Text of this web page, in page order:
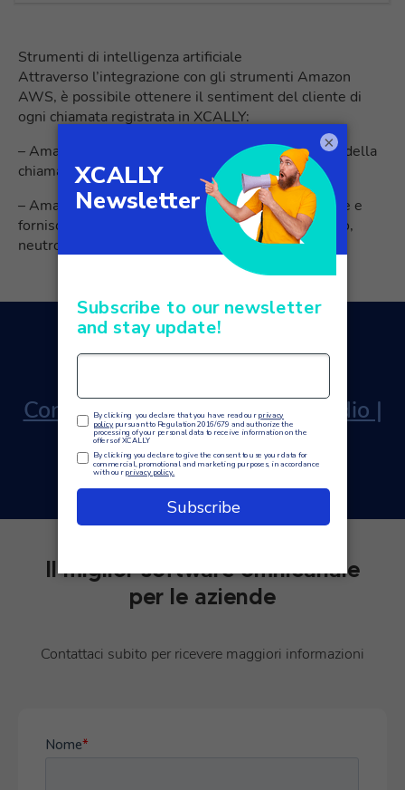
Strumenti di intelligenza artificiale
Attraverso l’integrazione con gli strumenti Amazon
AWS, è possibile ottenere il sentiment del cliente di
ogni chiamata registrata in XCALLY:
– Amazon Transcribe crea la trascrizione del testo della
chiamata registrata.
– Amazon Comprehend analizza questa trascrizione e
fornisce il sentimento risultante (positivo, negativo,
neutro e misto) nella GUI web di XCALLY Motion.
Contattaci | Leggi il caso di studio |
Ascolta il nostro Podcast
Il miglior software omnicanale
per le aziende
Contattaci subito per ricevere maggiori informazioni
×